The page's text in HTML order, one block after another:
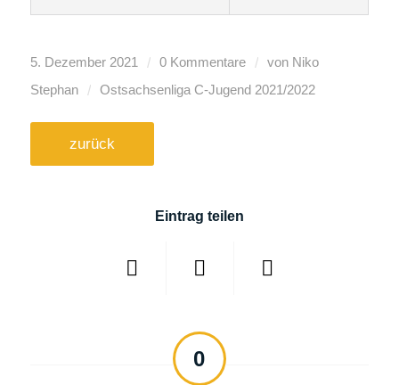
5. Dezember 2021 / 0 Kommentare / von Niko
Stephan
/ Ostsachsenliga C-Jugend 2021/2022
zurück
Eintrag teilen
0